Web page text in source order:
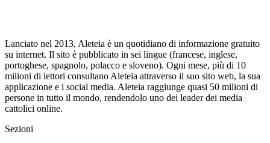
Lanciato nel 2013, Aleteia è un quotidiano di informazione gratuito
su internet. Il sito è pubblicato in sei lingue (francese, inglese,
portoghese, spagnolo, polacco e sloveno). Ogni mese, più di 10
milioni di lettori consultano Aleteia attraverso il suo sito web, la sua
applicazione e i social media. Aleteia raggiunge quasi 50 milioni di
persone in tutto il mondo, rendendolo uno dei leader dei media
cattolici online.
Sezioni